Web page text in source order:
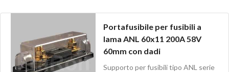
Portafusibile per fusibili a
lama ANL 60x11 200A 58V
60mm con dadi
Supporto per fusibili tipo ANL serie